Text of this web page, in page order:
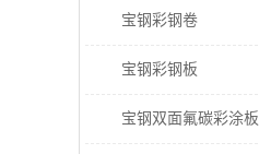
宝钢彩钢卷
宝钢彩钢板
宝钢双面氟碳彩涂板